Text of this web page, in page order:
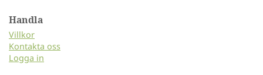
Handla
Villkor
Kontakta oss
Logga in